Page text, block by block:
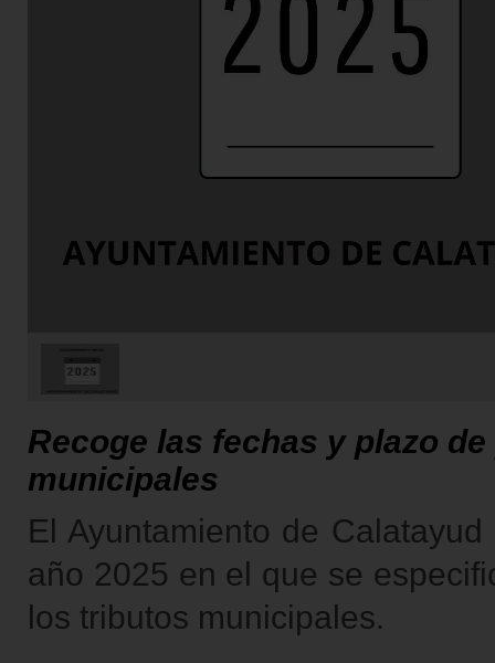
Recoge las fechas y plazo
municipales
El Ayuntamiento de
año 2025 en el que se
los tributos municipales.